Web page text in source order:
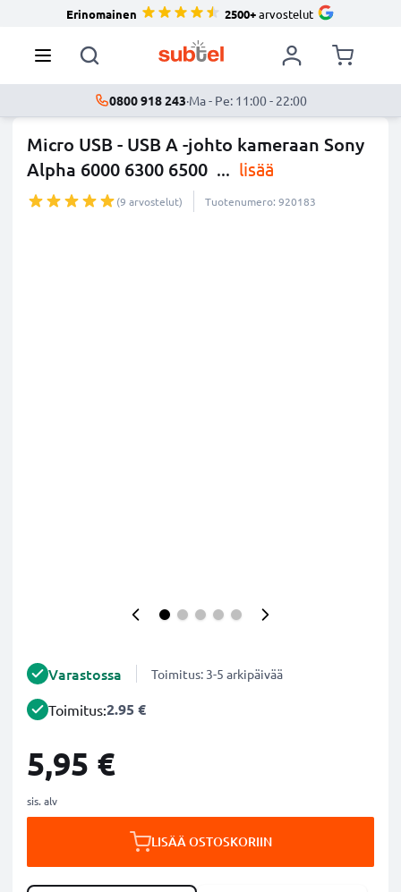
Erinomainen 2500+arvostelut
0800 918 243·Ma - Pe: 11:00 - 22:00
Micro USB - USB A -johto kameraan Sony
Alpha 6000 6300 6500 ... lisää
(9 arvostelut) Tuotenumero: 920183
Varastossa Toimitus: 3-5 arkipäivää
Toimitus:2.95 €
5,95 €
sis. alv
LISÄÄ OSTOSKORIIN